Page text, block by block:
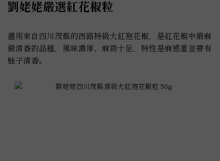
劉姥姥嚴選紅花椒粒
選用來自四川茂縣的西路特級大紅袍花椒，是紅花椒中最麻
最清香的品種，風味濃厚、麻勁十足，特性是麻感重並帶有
柚子清香。